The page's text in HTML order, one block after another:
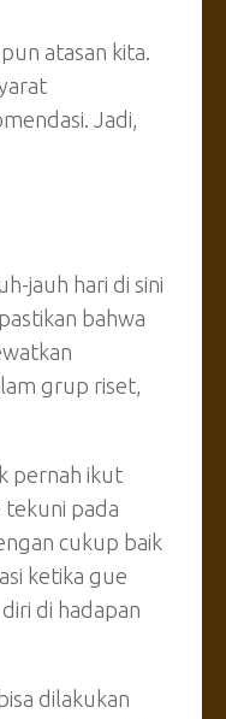
atasan kita.
Jadi,
jauh hari di sini
bahwa
grup riset,
pernah ikut
pada
cukup baik
ketika gue
di hadapan
dilakukan